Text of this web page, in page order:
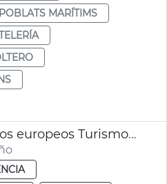
POBLATS MARÍTIMS
Paula Llobet fondos europeos Turismo València